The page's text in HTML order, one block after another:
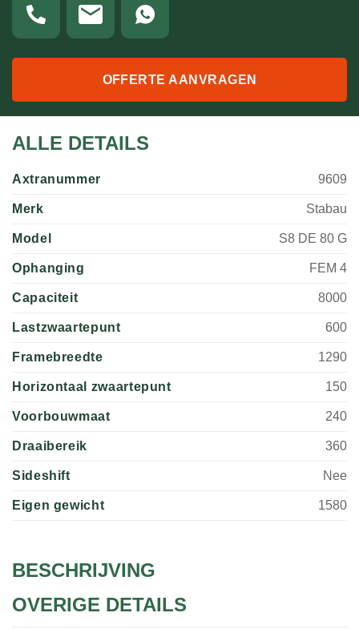
OFFERTE AANVRAGEN
ALLE DETAILS
Axtranummer 9609
Merk Stabau
Model S8 DE 80 G
Ophanging FEM 4
Capaciteit 8000
Lastzwaartepunt 600
Framebreedte 1290
Horizontaal zwaartepunt 150
Voorbouwmaat 240
Draaibereik 360
Sideshift Nee
Eigen gewicht 1580
BESCHRIJVING
OVERIGE DETAILS